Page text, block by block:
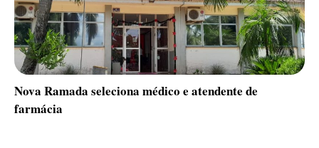
Nova Ramada seleciona médico e atendente de
farmácia